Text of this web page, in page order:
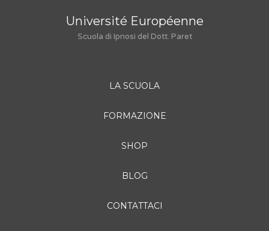
Université Européenne
Scuola di Ipnosi del Dott. Paret
LA SCUOLA
FORMAZIONE
SHOP
BLOG
CONTATTACI